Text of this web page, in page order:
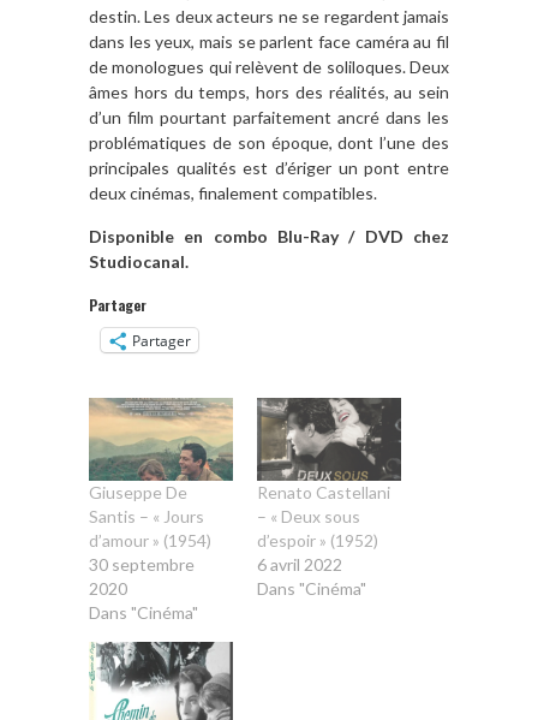
destin. Les deux acteurs ne se regardent jamais
dans les yeux, mais se parlent face caméra au fil
de monologues qui relèvent de soliloques. Deux
âmes hors du temps, hors des réalités, au sein
d’un film pourtant parfaitement ancré dans les
problématiques de son époque, dont l’une des
principales qualités est d’ériger un pont entre
deux cinémas, finalement compatibles.
Disponible en combo Blu-Ray / DVD chez
Studiocanal.
Partager
Partager
Giuseppe De
Santis – « Jours
d’amour » (1954)
30 septembre
2020
Dans "Cinéma"
Renato Castellani
– « Deux sous
d’espoir » (1952)
6 avril 2022
Dans "Cinéma"